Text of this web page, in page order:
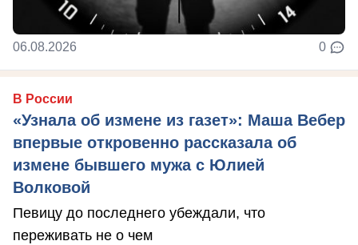
06.08.2026 0
В России
«Узнала об измене из газет»: Маша Вебер
впервые откровенно рассказала об
измене бывшего мужа с Юлией
Волковой
Певицу до последнего убеждали, что
переживать не о чем